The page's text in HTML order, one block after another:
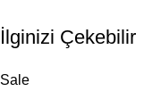
İlginizi Çekebilir
Sale